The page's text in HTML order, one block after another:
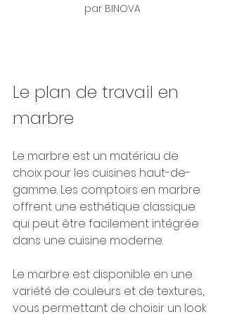
par BINOVA
Le plan de travail en
marbre
Le marbre est un matériau de
choix pour les cuisines haut-de-
gamme. Les comptoirs en marbre
offrent une esthétique classique
qui peut être facilement intégrée
dans une cuisine moderne.
Le marbre est disponible en une
variété de couleurs et de textures,
vous permettant de choisir un look